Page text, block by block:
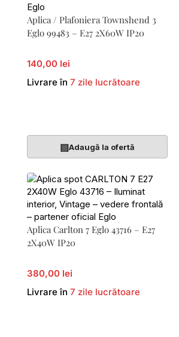
Aplica / Plafoniera Townshend 3
Eglo 99483 – E27 2X60W IP20
140,00 lei
Livrare în 7 zile lucrătoare
▤Adaugă la ofertă
Aplica Carlton 7 Eglo 43716 – E27
2X40W IP20
380,00 lei
Livrare în 7 zile lucrătoare